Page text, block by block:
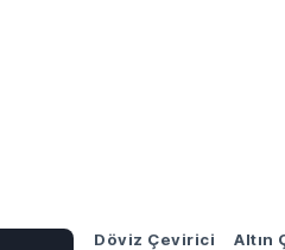
Döviz Çevirici Altın